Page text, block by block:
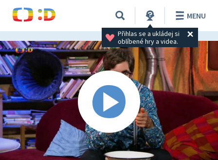
Přihlas se a ukládej si
oblíbené hry a videa.
MENU